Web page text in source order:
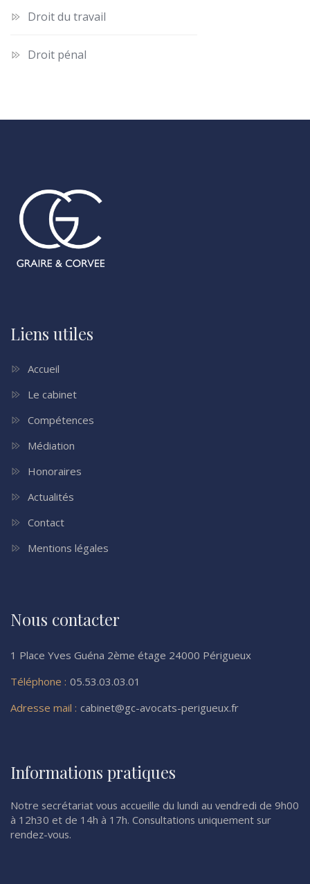
Droit du travail
Droit pénal
Liens utiles
Accueil
Le cabinet
Compétences
Médiation
Honoraires
Actualités
Contact
Mentions légales
Nous contacter
1 Place Yves Guéna 2ème étage 24000 Périgueux
Téléphone : 05.53.03.03.01
Adresse mail : cabinet@gc-avocats-perigueux.fr
Informations pratiques
Notre secrétariat vous accueille du lundi au vendredi de 9h00
à 12h30 et de 14h à 17h. Consultations uniquement sur
rendez-vous.